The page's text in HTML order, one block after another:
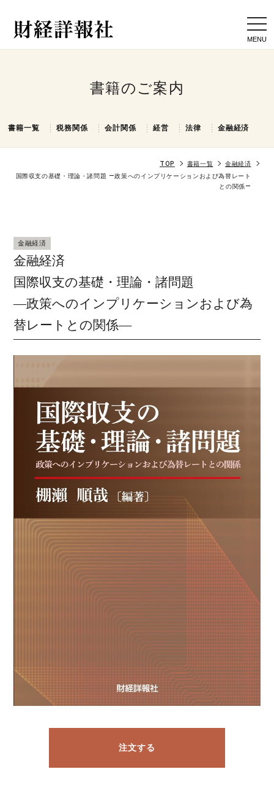
書籍のご案内
書籍一覧 税務関係 会計関係 経営 法律 金融経済
TOP 書籍一覧
金融経済
国際収支の基礎・理論・諸問題 ―政策へのインプリケーションおよび為替レート
との関係―
金融経済
金融経済
国際収支の基礎・理論・諸問題
―政策へのインプリケーションおよび為
替レートとの関係―
注文する